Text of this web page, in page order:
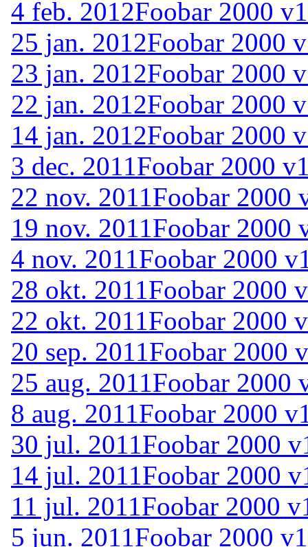
4 feb. 2012Foobar 2000
25 jan. 2012Foobar 2000
23 jan. 2012Foobar 2000
22 jan. 2012Foobar 2000
14 jan. 2012Foobar 2000
3 dec. 2011 Foobar 2000
22 nov. 2011 Foobar 2000
19 nov. 2011 Foobar 2000
4 nov. 2011 Foobar 2000
28 okt. 2011 Foobar 2000
22 okt. 2011 Foobar 2000
20 sep. 2011 Foobar 2000
25 aug. 2011 Foobar 2000
8 aug. 2011 Foobar 2000
30 jul. 2011 Foobar 2000
14 jul. 2011 Foobar 2000
11 jul. 2011 Foobar 2000
5 jun. 2011 Foobar 2000